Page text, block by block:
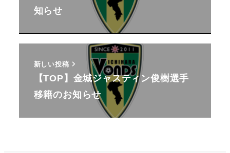
知らせ
新しい投稿
【TOP】金城ジャスティン俊樹選手
移籍のお知らせ